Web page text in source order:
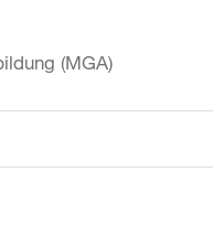
(MGA)